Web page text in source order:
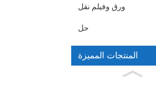
ورق وفيلم نقل
حل
المنتجات المميزة